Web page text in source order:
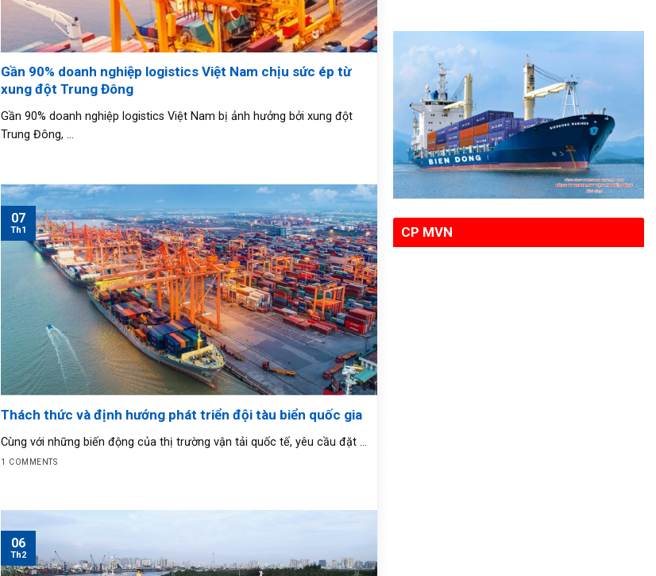
Gần 90% doanh nghiệp logistics Việt Nam chịu sức ép từ
xung đột Trung Đông
Gần 90% doanh nghiệp logistics Việt Nam bị ảnh hưởng bởi xung đột
Trung Đông, ...
Thách thức và định hướng phát triển đội tàu biển quốc gia
Cùng với những biến động của thị trường vận tải quốc tế, yêu cầu đặt ...
1 COMMENTS
07
Th1
06
Th2
CP MVN